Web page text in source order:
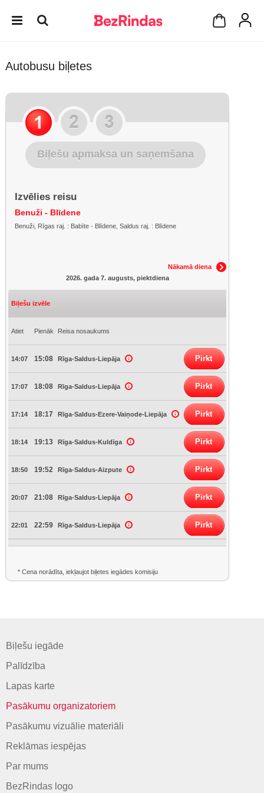
Autobusu biļetes
Biļešu apmaksa un saņemšana
Izvēlies reisu
Benuži - Blīdene
Benuži, Rīgas raj. : Babīte - Blīdene, Saldus raj. : Blīdene
Nākamā diena
2026. gada 7. augusts, piektdiena
Biļešu izvēle
Atiet Pienāk Reisa nosaukums
14:07 15:08 Rīga-Saldus-Liepāja Pirkt
17:07 18:08 Rīga-Saldus-Liepāja Pirkt
17:14 18:17 Rīga-Saldus-Ezere-Vaiņode-Liepāja Pirkt
18:14 19:13 Rīga-Saldus-Kuldīga Pirkt
18:50 19:52 Rīga-Saldus-Aizpute Pirkt
20:07 21:08 Rīga-Saldus-Liepāja Pirkt
22:01 22:59 Rīga-Saldus-Liepāja Pirkt
* Cena norādīta, iekļaujot biļetes iegādes komisiju
Biļešu iegāde
Palīdzība
Lapas karte
Pasākumu organizatoriem
Pasākumu vizuālie materiāli
Reklāmas iespējas
Par mums
BezRindas logo